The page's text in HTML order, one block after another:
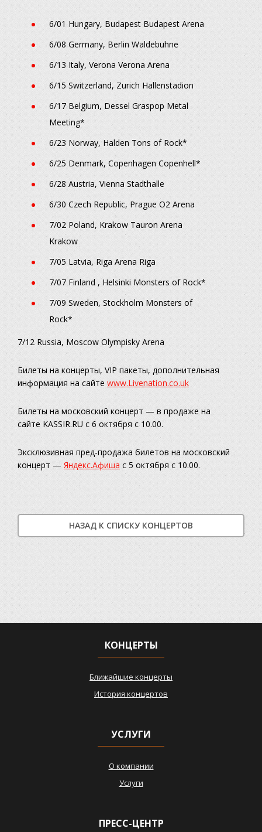
6/01 Hungary, Budapest Budapest Arena
6/08 Germany, Berlin Waldebuhne
6/13 Italy, Verona Verona Arena
6/15 Switzerland, Zurich Hallenstadion
6/17 Belgium, Dessel Graspop Metal
Meeting*
6/23 Norway, Halden Tons of Rock*
6/25 Denmark, Copenhagen Copenhell*
6/28 Austria, Vienna Stadthalle
6/30 Czech Republic, Prague O2 Arena
7/02 Poland, Krakow Tauron Arena
Krakow
7/05 Latvia, Riga Arena Riga
7/07 Finland , Helsinki Monsters of Rock*
7/09 Sweden, Stockholm Monsters of
Rock*
7/12 Russia, Moscow Olympisky Arena
Билеты на концерты, VIP пакеты, дополнительная
информация на сайте www.Livenation.co.uk
Билеты на московский концерт — в продаже на
сайте KASSIR.RU с 6 октября с 10.00.
Эксклюзивная пред-продажа билетов на московский
концерт — Яндекс.Афиша с 5 октября с 10.00.
НАЗАД К СПИСКУ КОНЦЕРТОВ
КОНЦЕРТЫ
Ближайшие концерты
История концертов
УСЛУГИ
О компании
Услуги
ПРЕСС-ЦЕНТР